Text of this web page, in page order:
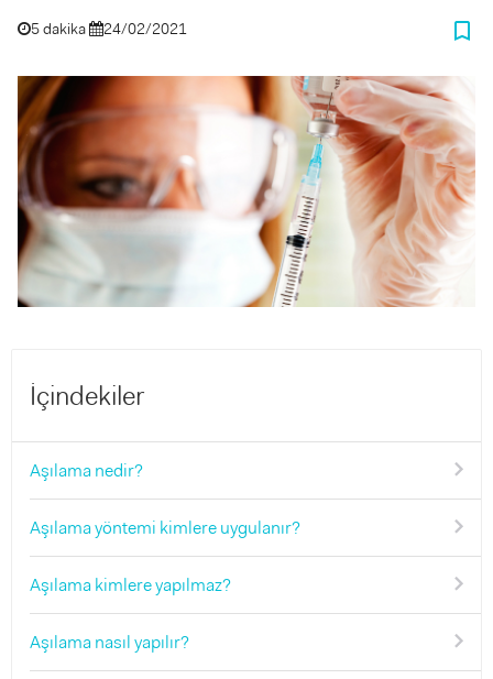
5 dakika 24/02/2021 bookmark_border
İçindekiler
Aşılama nedir?
Aşılama yöntemi kimlere uygulanır?
Aşılama kimlere yapılmaz?
Aşılama nasıl yapılır?